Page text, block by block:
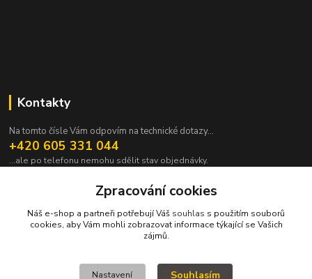
Kontakty
Na tomto čísle Vám odpovím na technické dotazy...
+420 605 331 044
...ale po telefonu nemohu sdělit stav objednávky.
pavek@janpavek.comZpracování cookies
Náš e-shop a partneři potřebují Váš souhlas s použitím souborů
cookies, aby Vám mohli zobrazovat informace týkající se Vašich
zájmů.
Nastavení Souhlasím